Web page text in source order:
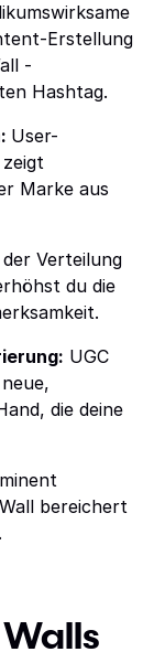
Erstellung
-
Hashtag.
User-
Marke aus
Verteilung
du die
UGC
die deine
bereichert